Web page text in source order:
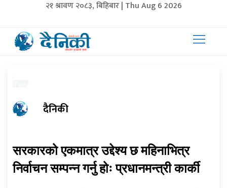
२१ श्रावण २०८३, बिहिबार | Thu Aug 6 2026
दैनिकी
सरकारको एकमात्र उद्देश्य छ महिनाभित्र
निर्वाचन सम्पन्न गर्नु होः प्रधानमन्त्री कार्की